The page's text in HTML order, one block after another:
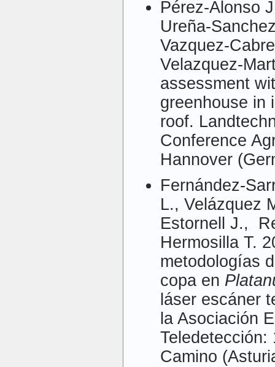
Pérez-Alonso
Ureña-
Vazquez-
Velazquez-
assessment
greenhouse in
roof.
Conference
Hannover
Fernández-
L., Velázquez
Estornell J.,
Hermosilla T.
metodologías
copa en
láser escáner
la Asociación
Teledetección:
Camino